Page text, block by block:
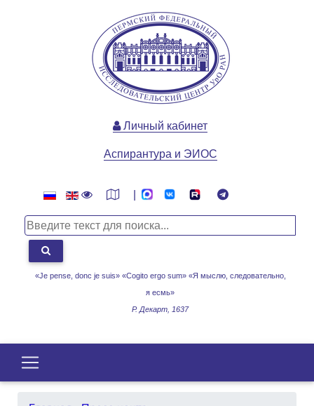
«Je pense, donc je suis» «Cogito ergo sum» «Я мыслю, следовательно,
я есмь»
Р. Декарт, 1637
Личный кабинет
Аспирантура и ЭИОС